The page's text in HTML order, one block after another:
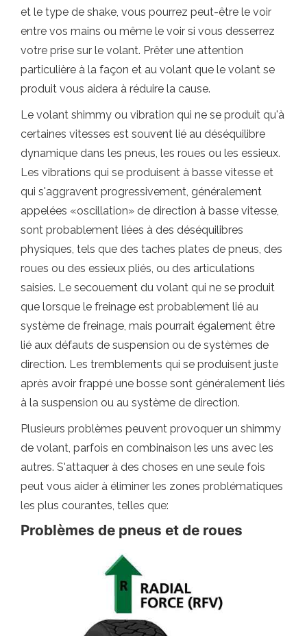
et le type de shake, vous pourrez peut-être le voir
entre vos mains ou même le voir si vous desserrez
votre prise sur le volant. Prêter une attention
particulière à la façon et au volant que le volant se
produit vous aidera à réduire la cause.
Le volant shimmy ou vibration qui ne se produit qu'à
certaines vitesses est souvent lié au déséquilibre
dynamique dans les pneus, les roues ou les essieux.
Les vibrations qui se produisent à basse vitesse et
qui s'aggravent progressivement, généralement
appelées «oscillation» de direction à basse vitesse,
sont probablement liées à des déséquilibres
physiques, tels que des taches plates de pneus, des
roues ou des essieux pliés, ou des articulations
saisies. Le secouement du volant qui ne se produit
que lorsque le freinage est probablement lié au
système de freinage, mais pourrait également être
lié aux défauts de suspension ou de systèmes de
direction. Les tremblements qui se produisent juste
après avoir frappé une bosse sont généralement liés
à la suspension ou au système de direction.
Plusieurs problèmes peuvent provoquer un shimmy
de volant, parfois en combinaison les uns avec les
autres. S'attaquer à des choses en une seule fois
peut vous aider à éliminer les zones problématiques
les plus courantes, telles que:
Problèmes de pneus et de roues